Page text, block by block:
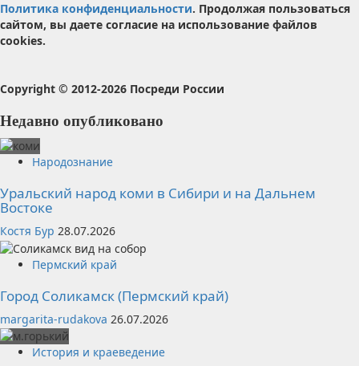
Политика конфиденциальности. Продолжая пользоваться
сайтом, вы даете согласие на использование файлов
cookies.
Copyright © 2012-2026 Посреди России
Недавно опубликовано
Народознание
Уральский народ коми в Сибири и на Дальнем
Востоке
Костя Бур 28.07.2026
Пермский край
Город Соликамск (Пермский край)
margarita-rudakova 26.07.2026
История и краеведение